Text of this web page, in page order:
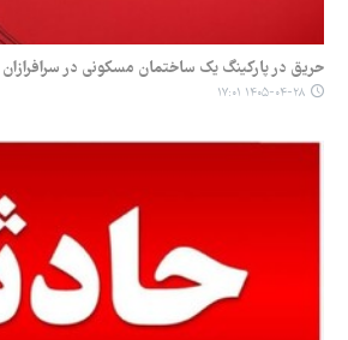
حریق در پارکینگ یک ساختمان مسکونی در سرافرازان
۱۴۰۵-۰۴-۲۸ ۱۷:۰۱